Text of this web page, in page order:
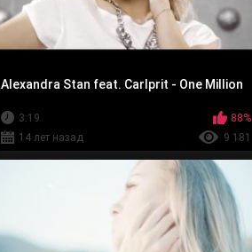
Alexandra Stan feat. Carlprit - One Million
3:19
88%
14 лет назад
9 181